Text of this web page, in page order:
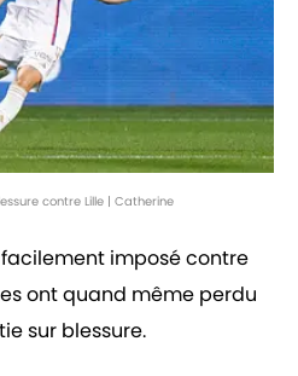
contre Lille | Catherine
facilement imposé contre
ont quand même perdu
sur blessure.